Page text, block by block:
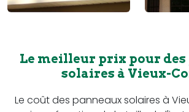
Le meilleur prix pour des
solaires à Vieux-
Le coût des panneaux solaires à